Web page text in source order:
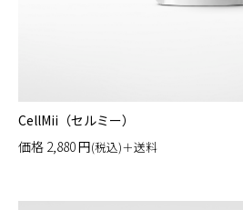
CellMii（セルミー）
価格 2,880円(税込)＋送料